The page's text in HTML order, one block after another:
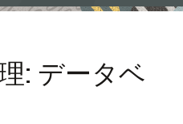
: データベ